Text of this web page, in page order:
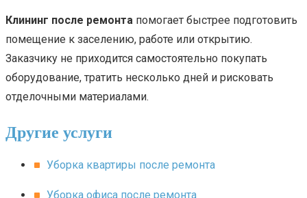
Клининг после ремонта помогает быстрее подготовить
помещение к заселению, работе или открытию.
Заказчику не приходится самостоятельно покупать
оборудование, тратить несколько дней и рисковать
отделочными материалами.
Другие услуги
Уборка квартиры после ремонта
Уборка офиса после ремонта